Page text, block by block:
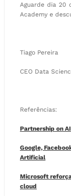
Aguarde dia 20
Academy e
Tiago Pereira
CEO Data
Referências:
Partnership on AI
Google,
Artificial
Microsoft
cloud